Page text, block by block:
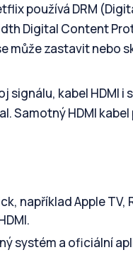
používá DRM
Digital Content
může zastavit nebo
signálu, kabel HDMI
Samotný HDMI
například Apple TV,
systém a oficiální